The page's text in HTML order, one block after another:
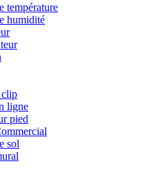
température
humidité
clip
ligne
pied
sol